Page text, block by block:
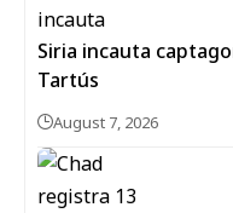
Siria incauta
Tartús
August 7, 2026